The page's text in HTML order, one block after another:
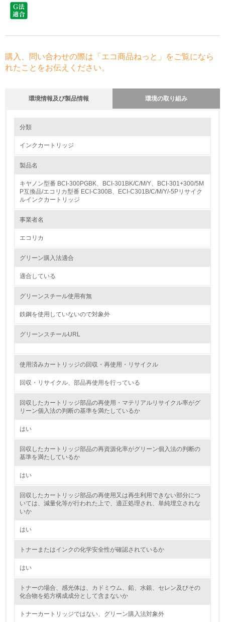
購入、問い合わせの際は「エコ商品ねっと」をご覧になら
れたことをお伝えください。
環境情報及び製品情報 環境の取り組み
1.環境取り組み体制
1.
かしている
境対策を理解し、実践している
→ 導入している規格名
分類
インクカートリッジ
製品名
キヤノン型番 BCI-300PGBK、BCI-301BK/C/M/Y、BCI-301+300/5M
P互換品/エコリカ型番 ECI-C300B、ECI-C301B/C/M/Y/-5Pリサイク
ルインクカートリッジ
事業者名
エコリカ
グリーン購入法適合
適合している
グリーンスチール使用有無
鉄鋼を使用していないので対象外
グリーンスチールURL
使用済みカートリッジの回収・再使用・リサイクル
回収・リサイクル、部品再使用を行っている
回収したカートリッジ部品の再使用・マテリアルリサイクル率がグ
リーン個入法の判断の基準を満たしているか
はい
回収したカートリッジ部品の再資源化率がグリーン個入法の判断の
基準を満たしているか
はい
回収したカートリッジ部品の再使用又は再生利用できない部分につ
いては、減量化等が行われた上で、適正処理され、単純埋立されな
いか
はい
トナーまたはインクの化学安全性が確認されているか
はい
トナーの場合、感光体は、カドミウム、鉛、水銀、セレン及びその
化合物を処方構成成分として含まないか
トナーカートリッジではない、グリーン購入法対象外